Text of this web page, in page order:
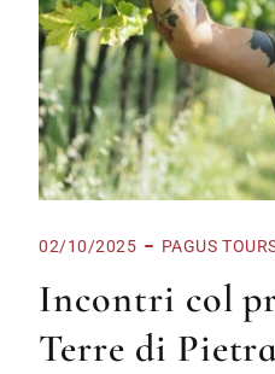
02/10/2025 PAGUS
Incontri col
Terre di